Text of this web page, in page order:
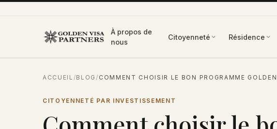
À propos de
nous
Citoyenneté Résidence
ACCUEIL /BLOG/ COMMENT CHOISIR LE BON PROGRAMME
CITOYENNETÉ PAR INVESTISSEMENT